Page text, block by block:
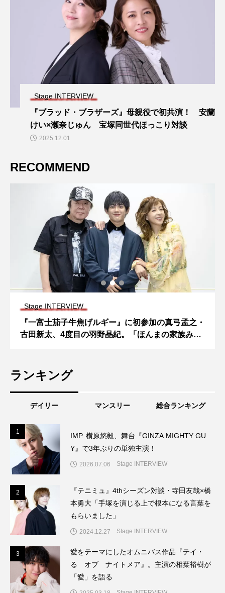
Stage INTERVIEW
『ブラッド・ブラザーズ』母親役で初共演！ 安蘭
けい×瀬奈じゅん 宝塚同世代ほっこり対談
2025.12.01
RECOMMEND
Stage INTERVIEW
『一富士茄子牛焦げルギー』に初参加の真弓孟之・
古田新太、4度目の羽野晶紀。「ほんまの家族みた
ランキング
デイリー マンスリー 総合ランキング
1
IMP. 横原悠毅、舞台『GINZA MIGHTY GU
Y』で3年ぶりの単独主演！
2026.07.06 Stage INTERVIEW
2
『テニミュ』4thシーズン対談・寺田友哉×橋
本勇大「手塚を演じる上で根本になる言葉を
もらいました」
2024.12.27 Stage INTERVIEW
3
愛をテーマにしたオムニバス作品『テイ・
る オブ ナイトメア』。主演の相葉裕樹が
「愛」を語る